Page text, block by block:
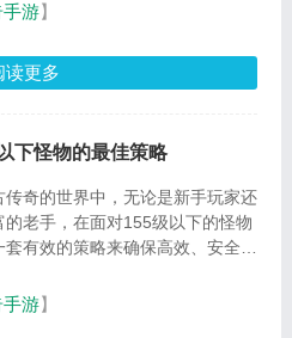
游】
读更多
下怪物的最佳策略
传奇的世界中，无论是新手玩家还
的老手，在面对155级以下的怪物
有效的策略来确保高效、安全地
你在与这些怪物的战斗中占据上
游】